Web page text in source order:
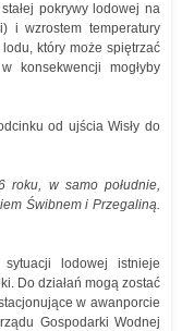
pokrywy lodowej na
i wzrostem temperatury
który może spiętrzać
konsekwencji mogłyby
od ujścia Wisły do
roku, w samo południe,
Świbnem i Przegaliną.
lodowej istnieje
Do działań mogą zostać
w awanporcie
Gospodarki Wodnej